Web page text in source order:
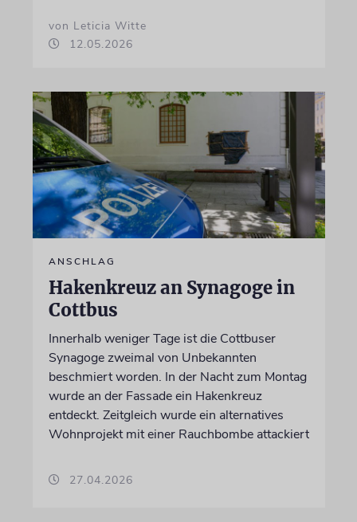
von Leticia Witte
12.05.2026
ANSCHLAG
Hakenkreuz an Synagoge in
Cottbus
Innerhalb weniger Tage ist die Cottbuser
Synagoge zweimal von Unbekannten
beschmiert worden. In der Nacht zum Montag
wurde an der Fassade ein Hakenkreuz
entdeckt. Zeitgleich wurde ein alternatives
Wohnprojekt mit einer Rauchbombe attackiert
27.04.2026